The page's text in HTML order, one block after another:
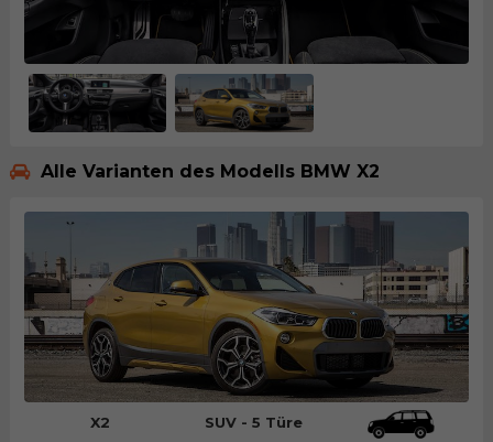
Alle Varianten des Modells BMW X2
X2 SUV - 5 Türe